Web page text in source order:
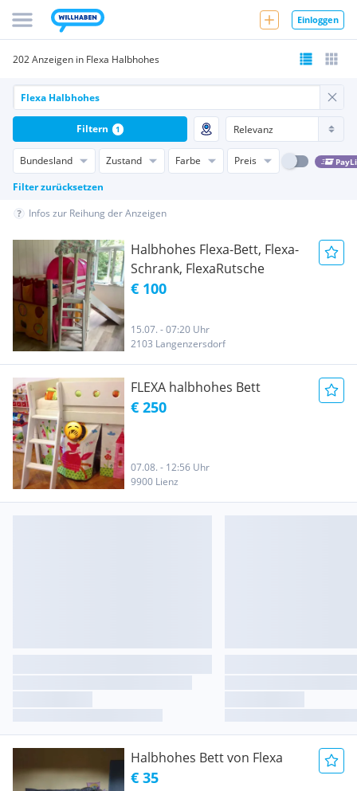
Einloggen
202 Anzeigen in Flexa Halbhohes
Bundesland Zustand Farbe Preis
Filter zurücksetzen
Filtern 1
Infos zur Reihung der Anzeigen
Halbhohes Flexa-Bett, Flexa-
Schrank, FlexaRutsche
€ 100
15.07. - 07:20 Uhr
2103 Langenzersdorf
FLEXA halbhohes Bett
€ 250
07.08. - 12:56 Uhr
9900 Lienz
Halbhohes Bett von Flexa
€ 35